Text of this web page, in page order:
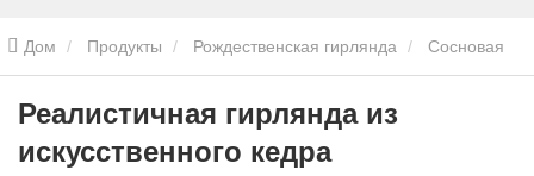
Дом Продукты Рождественская гирлянда Сосновая
гирлянда
Реалистичная гирлянда из
искусственного кедра